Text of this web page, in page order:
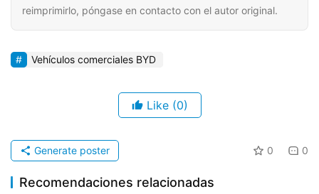
reimprimirlo, póngase en contacto con el autor original.
Vehículos comerciales BYD
Like (0)
0 0
Generate poster
Recomendaciones relacionadas